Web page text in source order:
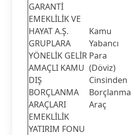
GARANTİ
EMEKLİLİK VE
HAYAT A.Ş.
GRUPLARA
YÖNELİK GELİR
AMAÇLI KAMU
DIŞ
BORÇLANMA
ARAÇLARI
EMEKLİLİK
YATIRIM FONU
Kamu
Yabancı
Para
(Döviz)
Cinsinden
Borçlanma
Araç